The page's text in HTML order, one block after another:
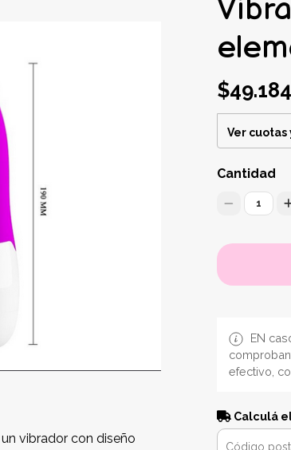
vibrador con diseño
Ver cuotas
Cantidad
1
EN
efectivo,
Calculá